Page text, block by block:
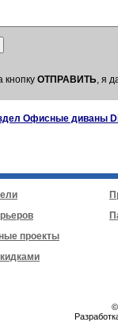
ОТПРАВИТЬ, я
Офисные диваны
проекты
©